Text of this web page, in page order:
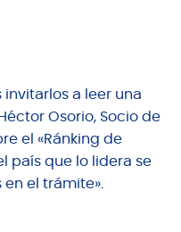
a leer una
Osorio, Socio de
el «Ránking de
país que lo lidera se
el trámite».